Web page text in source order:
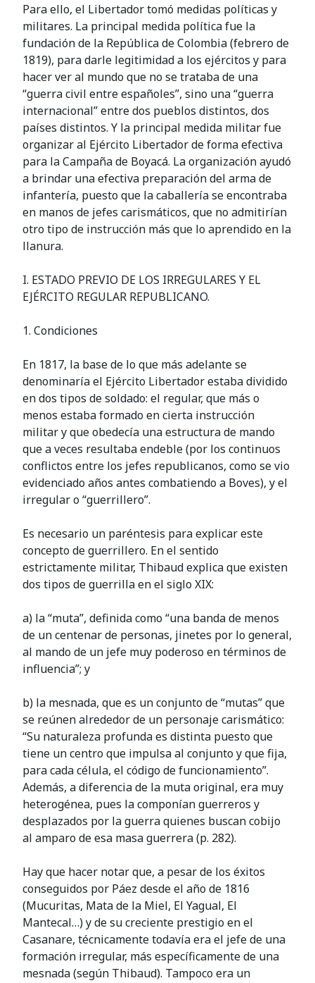
Para ello, el Libertador tomó medidas políticas y
militares. La principal medida política fue la
fundación de la República de Colombia (febrero de
1819), para darle legitimidad a los ejércitos y para
hacer ver al mundo que no se trataba de una
“guerra civil entre españoles”, sino una “guerra
internacional” entre dos pueblos distintos, dos
países distintos. Y la principal medida militar fue
organizar al Ejército Libertador de forma efectiva
para la Campaña de Boyacá. La organización ayudó
a brindar una efectiva preparación del arma de
infantería, puesto que la caballería se encontraba
en manos de jefes carismáticos, que no admitirían
otro tipo de instrucción más que lo aprendido en la
llanura.
I. ESTADO PREVIO DE LOS IRREGULARES Y EL
EJÉRCITO REGULAR REPUBLICANO.
1. Condiciones
En 1817, la base de lo que más adelante se
denominaría el Ejército Libertador estaba dividido
en dos tipos de soldado: el regular, que más o
menos estaba formado en cierta instrucción
militar y que obedecía una estructura de mando
que a veces resultaba endeble (por los continuos
conflictos entre los jefes republicanos, como se vio
evidenciado años antes combatiendo a Boves), y el
irregular o “guerrillero”.
Es necesario un paréntesis para explicar este
concepto de guerrillero. En el sentido
estrictamente militar, Thibaud explica que existen
dos tipos de guerrilla en el siglo XIX:
a) la “muta”, definida como “una banda de menos
de un centenar de personas, jinetes por lo general,
al mando de un jefe muy poderoso en términos de
influencia”; y
b) la mesnada, que es un conjunto de “mutas” que
se reúnen alrededor de un personaje carismático:
“Su naturaleza profunda es distinta puesto que
tiene un centro que impulsa al conjunto y que fija,
para cada célula, el código de funcionamiento”.
Además, a diferencia de la muta original, era muy
heterogénea, pues la componían guerreros y
desplazados por la guerra quienes buscan cobijo
al amparo de esa masa guerrera (p. 282).
Hay que hacer notar que, a pesar de los éxitos
conseguidos por Páez desde el año de 1816
(Mucuritas, Mata de la Miel, El Yagual, El
Mantecal…) y de su creciente prestigio en el
Casanare, técnicamente todavía era el jefe de una
formación irregular, más específicamente de una
mesnada (según Thibaud). Tampoco era un